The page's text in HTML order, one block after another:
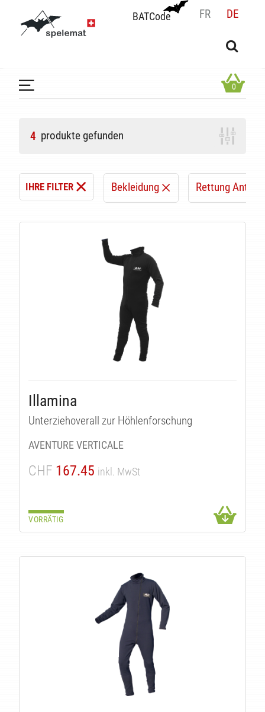
BATCode FR DE
BATCode
OK
0
4 produkte gefunden
IHRE FILTER Bekleidung Rettung
Illamina
Unterziehoverall zur Höhlenforschung
AVENTURE VERTICALE
CHF 167.45 inkl. MwSt
VORRÄTIG